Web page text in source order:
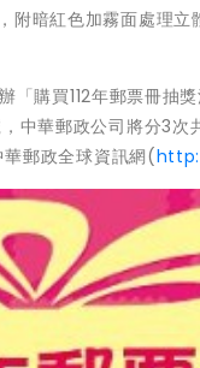
暗紅色加霧面處理立
購買112年郵票冊抽
中華郵政公司將分3
郵政全球資訊網(